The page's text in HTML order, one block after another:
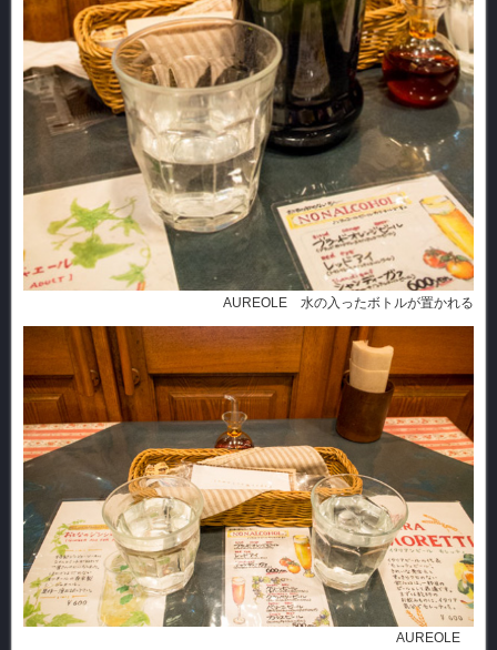
AUREOLE 水の入ったボトルが置かれる
AUREOLE